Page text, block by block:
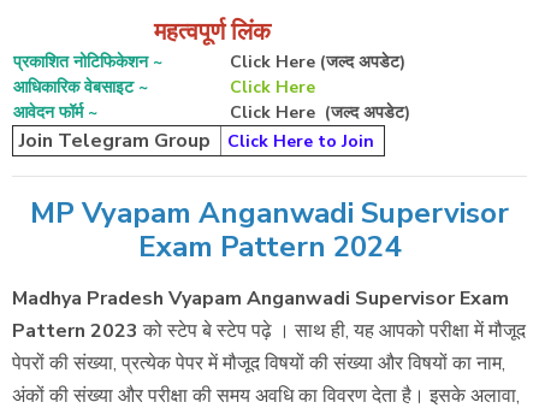
महत्वपूर्ण लिंक
प्रकाशित नोटिफिकेशन ~
Click Here (जल्द अपडेट)
आधिकारिक वेबसाइट ~
Click Here
आवेदन फॉर्म ~
Click Here (जल्द अपडेट)
Join Telegram Group Click Here to Join
MP Vyapam Anganwadi Supervisor
Exam Pattern 2024
Madhya Pradesh Vyapam Anganwadi Supervisor Exam
Pattern 2023 को स्टेप बे स्टेप पढ़े । साथ ही, यह आपको परीक्षा में मौजूद
पेपरों की संख्या, प्रत्येक पेपर में मौजूद विषयों की संख्या और विषयों का नाम,
अंकों की संख्या और परीक्षा की समय अवधि का विवरण देता है। इसके अलावा,